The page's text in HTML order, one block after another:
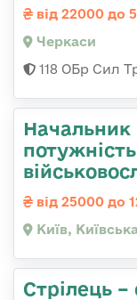
від 22000 до
Черкаси
118 ОБр Сил
Начальник
від 25000 до
Київ,
Стрілець